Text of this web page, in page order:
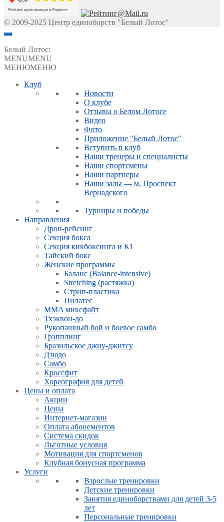
© 2009-2025 Центр единоборств "Белый Лотос"
Белый Лотос:
MENUMENU
МЕНЮМЕНЮ
Клуб
Новости
О клубе
Отзывы о Белом Лотосе
Видео
Фото
Приложение "Белый Лотос"
Вступить в клуб
Наши тренеры и специалисты
Наши спортсмены
Наши партнеры
Наши залы — м. Проспект
Вернадского
Турниры и победы
Направления
Дрон-рейсинг
Секция бокса
Секция кикбоксинга и К1
Тайский бокс
Женские программы
Баланс (Balance-intensive)
Stretching (растяжка)
Стрип-пластика
Пилатес
MMA миксфайт
Тхэквон-до
Рукопашный бой и боевое самбо
Грэпплинг
Бразильское джиу-джитсу
Дзюдо
Самбо
Кроссфит
Хореография для детей
Цены и оплата
Акции
Цены
Интернет-магазин
Оплата абонементов
Система скидок
Льготные условия
Мотивация для спортсменов
Клубная бонусная программа
Услуги
Взрослые тренировки
Детские тренировки
Занятия единоборствами для детей 3-5
лет
Персональные тренировки